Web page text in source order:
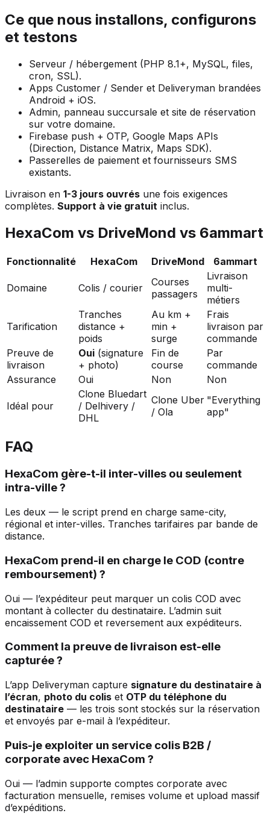
Ce que nous installons, configurons
et testons
Serveur / hébergement (PHP 8.1+, MySQL, files,
cron, SSL).
Apps Customer / Sender et Deliveryman brandées
Android + iOS.
Admin, panneau succursale et site de réservation
sur votre domaine.
Firebase push + OTP, Google Maps APIs
(Direction, Distance Matrix, Maps SDK).
Passerelles de paiement et fournisseurs SMS
existants.
Livraison en 1-3 jours ouvrés une fois exigences
complètes. Support à vie gratuit inclus.
HexaCom vs DriveMond vs 6ammart
Fonctionnalité HexaCom DriveMond 6ammart
Domaine Colis / courier
Courses
passagers
Livraison
multi-
métiers
Tarification
Tranches
distance +
poids
Au km +
min +
surge
Frais
livraison par
commande
Preuve de
livraison
Oui (signature
+ photo)
Fin de
course
Par
commande
Assurance
Oui Non Non
Idéal pour
Clone Bluedart
/ Delhivery /
DHL
Clone Uber
/ Ola
"Everything
app"
FAQ
HexaCom gère-t-il inter-villes ou seulement
intra-ville ?
Les deux — le script prend en charge same-city,
régional et inter-villes. Tranches tarifaires par bande de
distance.
HexaCom prend-il en charge le COD (contre
remboursement) ?
Oui — l’expéditeur peut marquer un colis COD avec
montant à collecter du destinataire. L’admin suit
encaissement COD et reversement aux expéditeurs.
Comment la preuve de livraison est-elle
capturée ?
L’app Deliveryman capture signature du destinataire à
l’écran, photo du colis et OTP du téléphone du
destinataire — les trois sont stockés sur la réservation
et envoyés par e-mail à l’expéditeur.
Puis-je exploiter un service colis B2B /
corporate avec HexaCom ?
Oui — l’admin supporte comptes corporate avec
facturation mensuelle, remises volume et upload massif
d’expéditions.